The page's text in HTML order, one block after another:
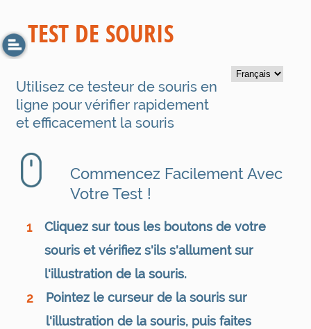
TEST DE SOURIS
Utilisez ce testeur de souris en
ligne pour vérifier rapidement
et efficacement la souris
Commencez Facilement Avec
Votre Test !
1
Cliquez sur tous les boutons de votre
souris et vérifiez s'ils s'allument sur
l'illustration de la souris.
2
Pointez le curseur de la souris sur
l'illustration de la souris, puis faites